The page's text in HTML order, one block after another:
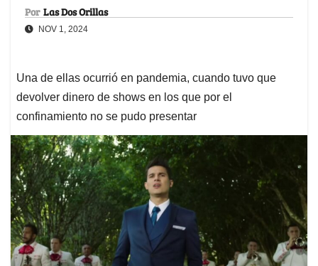
Por Las Dos Orillas
NOV 1, 2024
Una de ellas ocurrió en pandemia, cuando tuvo que
devolver dinero de shows en los que por el
confinamiento no se pudo presentar